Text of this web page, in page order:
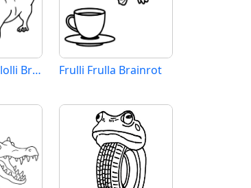
Burbaloni Lulilolli Brainrot Frulli Frulla Brainrot